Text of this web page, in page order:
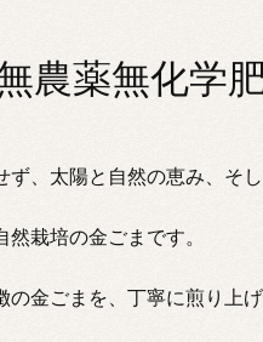
農薬無化学
、太陽と自然の恵み、そ
栽培の金ごまです。
金ごまを、丁寧に煎り上げ